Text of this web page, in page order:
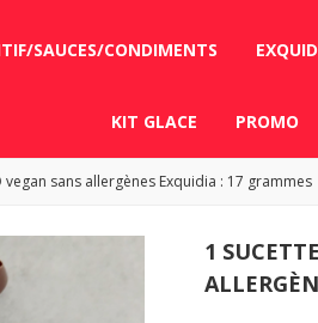
SAUCES/CONDIMENTS
KIT GLACE PROMO
vegan sans allergènes Exquidia : 17 grammes
1